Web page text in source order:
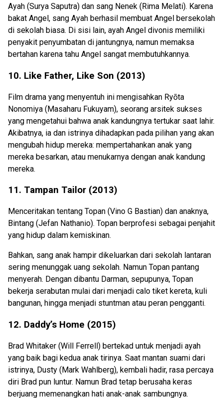
Ayah (Surya Saputra) dan sang Nenek (Rima Melati). Karena
bakat Angel, sang Ayah berhasil membuat Angel bersekolah
di sekolah biasa. Di sisi lain, ayah Angel divonis memiliki
penyakit penyumbatan di jantungnya, namun memaksa
bertahan karena tahu Angel sangat membutuhkannya.
10. Like Father, Like Son (2013)
Film drama yang menyentuh ini mengisahkan Ryōta
Nonomiya (Masaharu Fukuyam), seorang arsitek sukses
yang mengetahui bahwa anak kandungnya tertukar saat lahir.
Akibatnya, ia dan istrinya dihadapkan pada pilihan yang akan
mengubah hidup mereka: mempertahankan anak yang
mereka besarkan, atau menukarnya dengan anak kandung
mereka.
11. Tampan Tailor (2013)
Menceritakan tentang Topan (Vino G Bastian) dan anaknya,
Bintang (Jefan Nathanio). Topan berprofesi sebagai penjahit
yang hidup dalam kemiskinan.
Bahkan, sang anak hampir dikeluarkan dari sekolah lantaran
sering menunggak uang sekolah. Namun Topan pantang
menyerah. Dengan dibantu Darman, sepupunya, Topan
bekerja serabutan mulai dari menjadi calo tiket kereta, kuli
bangunan, hingga menjadi stuntman atau peran pengganti.
12. Daddy’s Home (2015)
Brad Whitaker (Will Ferrell) bertekad untuk menjadi ayah
yang baik bagi kedua anak tirinya. Saat mantan suami dari
istrinya, Dusty (Mark Wahlberg), kembali hadir, rasa percaya
diri Brad pun luntur. Namun Brad tetap berusaha keras
berjuang memenangkan hati anak-anak sambungnya.